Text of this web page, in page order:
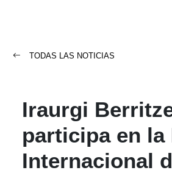
TODAS LAS NOTICIAS
Iraurgi
participa en la
Internacional